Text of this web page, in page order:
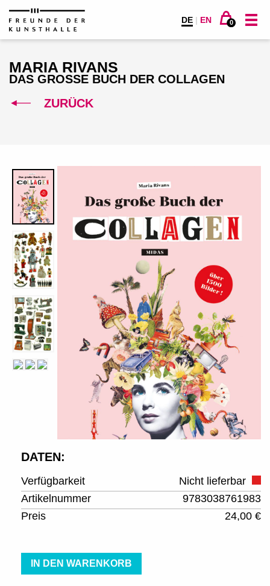
DE | EN 0
MARIA RIVANS
DAS GROSSE BUCH DER COLLAGEN
ZURÜCK
DATEN:
Verfügbarkeit
Nicht lieferbar
Artikelnummer
9783038761983
Preis
24,00 €
IN DEN WARENKORB